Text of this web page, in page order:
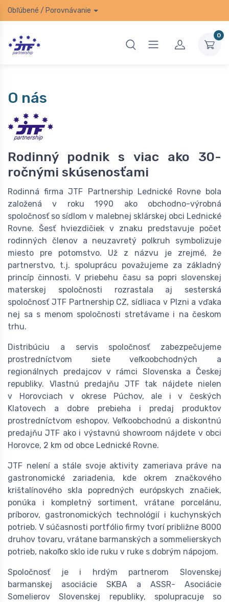
Obľúbené / Porovnávanie
0
O nás
Rodinný podnik s viac ako 30-
ročnými skúsenosťami
Rodinná firma JTF Partnership Lednické Rovne bola
založená v roku 1990 ako obchodno-výrobná
spoločnosť so sídlom v malebnej sklárskej obci Lednické
Rovne. Šesť hviezdičiek v znaku predstavuje počet
rodinných členov a neuzavretý polkruh symbolizuje
miesto pre potomstvo. Už z názvu je zrejmé, že
partnerstvo, t.j. spoluprácu považujeme za základný
princíp činnosti. V priebehu času sa popri slovenskej
materskej spoločnosti rozrastala aj sesterská
spoločnosť JTF Partnership CZ, sídliaca v Plzni a vďaka
nej sa s menom spoločnosti stretávame i na českom
trhu.
Distribúciu a servis spoločnosť zabezpečujeme
prostredníctvom siete veľkoobchodných a
regionálnych predajcov v rámci Slovenska a Českej
republiky. Vlastnú predajňu JTF tak nájdete nielen
v Horovciach v okrese Púchov, ale i v českých
Klatovech a dobre prebieha i predaj produktov
prostredníctvom eshopov. Veľkoobchodnú a diskontnú
predajňu JTF ako i výstavnú showroom nájdete v obci
Horovce, 2 km od obce Lednické Rovne.
JTF nelení a stále svoje aktivity zameriava práve na
gastronomické zariadenia, kde okrem značkového
krištalínového skla popredných európskych značiek,
ponúka i kompletný sortiment, vrátane porcelánu,
príborov, gastronomických technológií i kuchynských
potrieb. V súčasnosti portfólio firmy tvorí približne 8000
druhov tovaru, vrátane barmanských a sommelierskych
potrieb, nakoľko sklo ide ruku v ruke s dobrým nápojom.
Spoločnosť je i hrdým partnerom Slovenskej
barmanskej asociácie SKBA a ASSR- Asociácie
Somelierov Slovenskej republiky, spolupracuje so